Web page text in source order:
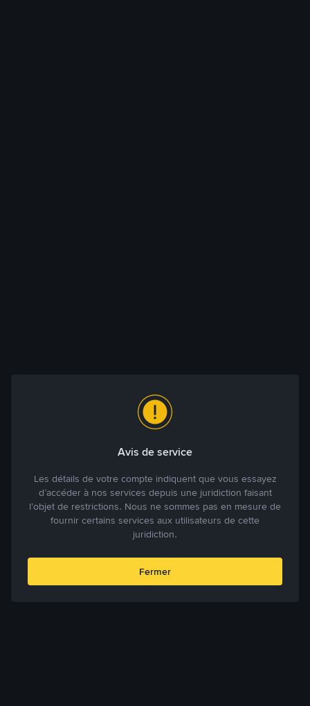
Avis de service
Les détails de votre compte indiquent que vous essayez
d’accéder à nos services depuis une juridiction faisant
l’objet de restrictions. Nous ne sommes pas en mesure de
fournir certains services aux utilisateurs de cette
juridiction.
Fermer